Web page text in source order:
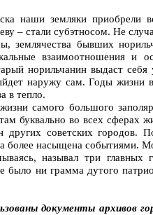
наши земляки приобрели
– стали субэтносом. Не
землячества бывших
взаимоотношения и
норильчанин выдаст себя
наружу сам. Годы жизни в
в тепло.
самого большого
буквально во всех сферах
советских городов.
более насыщена событиями.
называл три
было ни грамма дутого
документы архивов